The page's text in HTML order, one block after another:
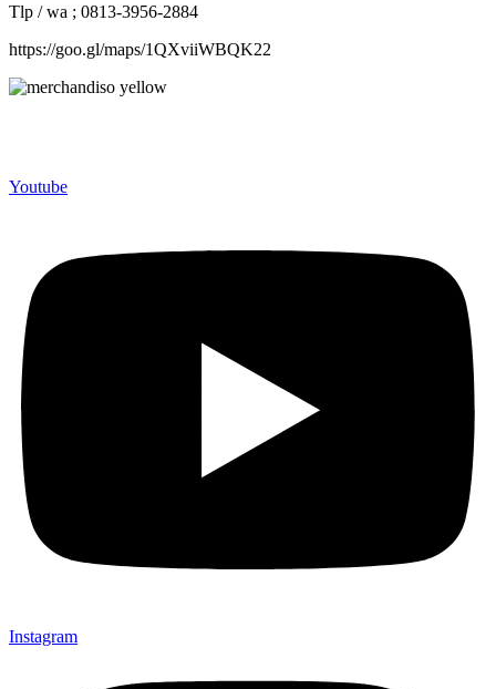
Tlp / wa ; 0813-3956-2884
https://goo.gl/maps/1QXviiWBQK22
Youtube
Instagram